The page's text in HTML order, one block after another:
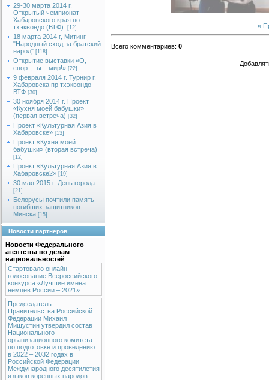
29-30 марта 2014 г.
Открытый чемпионат
Хабаровского края по
тхэквондо (ВТФ).
[12]
18 марта 2014 г, Митинг
"Народный сход за братский
народ" [118]
Открытие выставки «О,
спорт, ты – мир!» [22]
9 февраля 2014 г. Турнир г.
Хабаровска пр тхэквондо
ВТФ [30]
30 ноября 2014 г. Проект
«Кухня моей бабушки»
(первая встреча) [32]
Проект «Культурная Азия в
Хабаровске» [13]
Проект «Кухня моей
бабушки» (вторая встреча)
[12]
Проект «Культурная Азия в
Хабаровске2» [19]
30 мая 2015 г. День города
[21]
Белорусы почтили память
погибших защитников
Минска [15]
Новости партнеров
Новости Федерального
агентства по делам
национальностей
Стартовало онлайн-
голосование Всероссийского
конкурса «Лучшие имена
немцев России – 2021»
Председатель
Правительства Российской
Федерации Михаил
Мишустин утвердил состав
Национального
организационного комитета
по подготовке и проведению
в 2022 – 2032 годах в
Российской Федерации
Международного десятилетия
языков коренных народов
«
Всего комментариев: 0